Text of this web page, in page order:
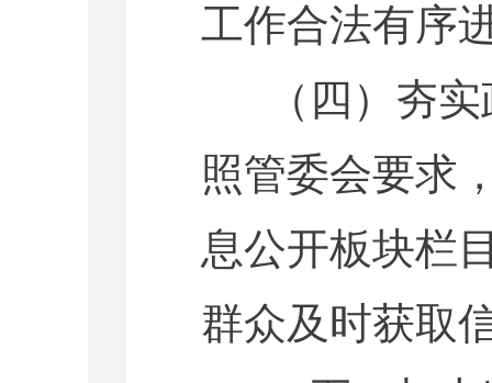
工作合法有序
（四）夯实
照管委会要求
息公开板块栏
群众及时获取